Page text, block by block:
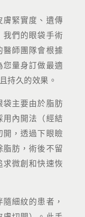
緊實度、遺傳
我們的眼袋手術
師團隊會根據
量身訂做最適
持久的效果。
主要由於脂肪
內開法（經結
開，透過下眼瞼
肪，術後不留
微創和快速恢
細紋的患者，